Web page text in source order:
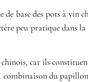
base des pots à vin
peu pratique dans
car ils
du